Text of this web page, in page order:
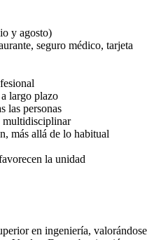
y agosto)
seguro médico, tarjeta
largo plazo
las personas
más allá de lo habitual
la unidad
en ingeniería, valorándose